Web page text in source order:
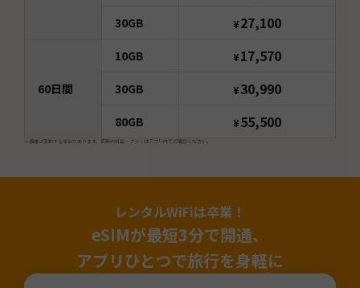
30GB ¥27,100
60日間
10GB ¥17,570
30GB ¥30,990
80GB ¥55,500
※価格は変動する場合があります。最新の料金・プランはアプリ内でご確認ください。
レンタルWiFiは卒業！
eSIMが最短3分で開通、
アプリひとつで旅行を身軽に